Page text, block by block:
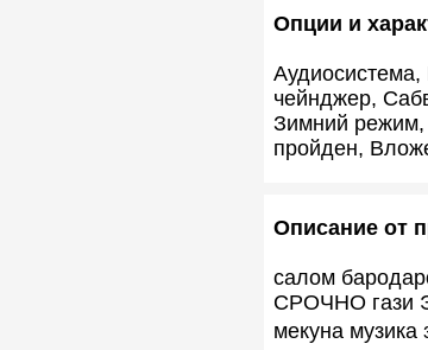
Опции и
чейнджер,
Зимний режим,
пройден,
Описание от
салом
СРОЧНО гази
мекуна